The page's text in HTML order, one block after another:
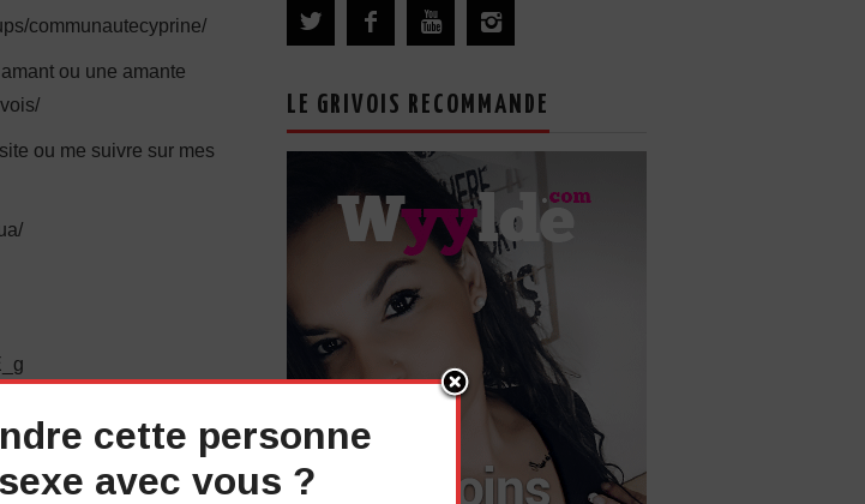
communautecyprine/
ou une amante
ou me suivre sur mes
commentaires !
LE GRIVOIS RECOMMANDE
cette personne
avec vous ?